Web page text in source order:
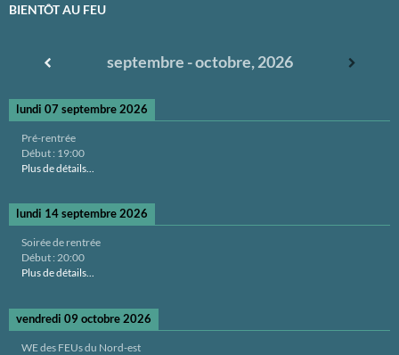
BIENTÔT AU FEU
septembre - octobre, 2026
lundi 07 septembre 2026
Pré-rentrée
Début : 19:00
Plus de détails...
lundi 14 septembre 2026
Soirée de rentrée
Début : 20:00
Plus de détails...
vendredi 09 octobre 2026
WE des FEUs du Nord-est